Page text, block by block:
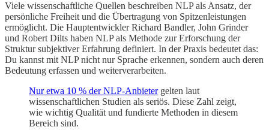
Viele wissenschaftliche Quellen beschreiben NLP als Ansatz, der
persönliche Freiheit und die Übertragung von Spitzenleistungen
ermöglicht. Die Hauptentwickler Richard Bandler, John Grinder
und Robert Dilts haben NLP als Methode zur Erforschung der
Struktur subjektiver Erfahrung definiert. In der Praxis bedeutet das:
Du kannst mit NLP nicht nur Sprache erkennen, sondern auch deren
Bedeutung erfassen und weiterverarbeiten.
Nur etwa 10 % der NLP-Anbietergelten laut
wissenschaftlichen Studien als seriös. Diese Zahl zeigt,
wie wichtig Qualität und fundierte Methoden in diesem
Bereich sind.